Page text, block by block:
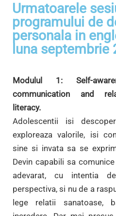
Urmatoarele
programului de
personala in
luna septembrie
Modulul 1: Self-
communication and
literacy.
Adolescentii isi
exploreaza valorile, isi
sine si invata sa se
Devin capabili sa
adevarat, cu intentia
perspectiva, si nu de a
lege relatii sanatoase,